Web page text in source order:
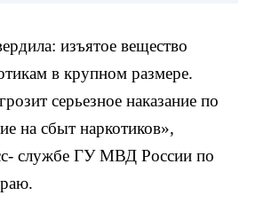
изъятое вещество
в крупном размере.
серьезное наказание по
на сбыт наркотиков»,
службе ГУ МВД России по